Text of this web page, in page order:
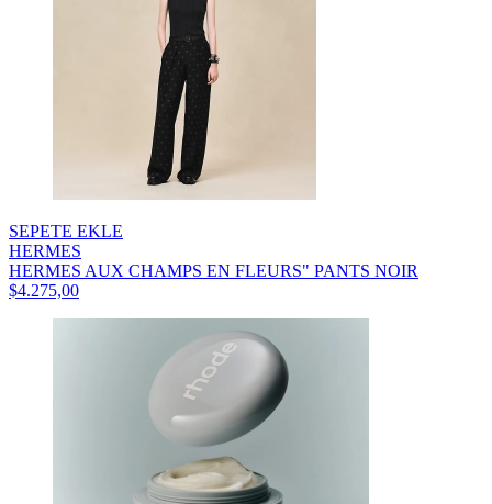
SEPETE EKLE
HERMES
HERMES AUX CHAMPS EN FLEURS" PANTS NOIR
$4.275,00